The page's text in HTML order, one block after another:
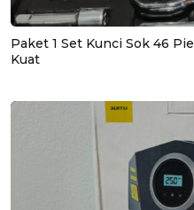
Paket 1 Set Kunci Sok 46
Kuat